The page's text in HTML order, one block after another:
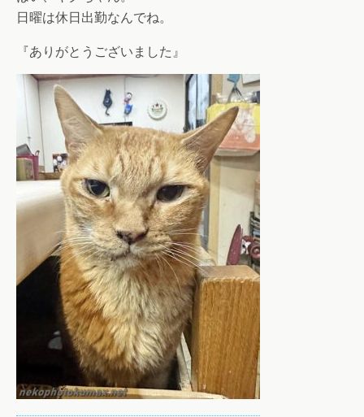
日曜は休日出勤なんでね。
『ありがとうございました』